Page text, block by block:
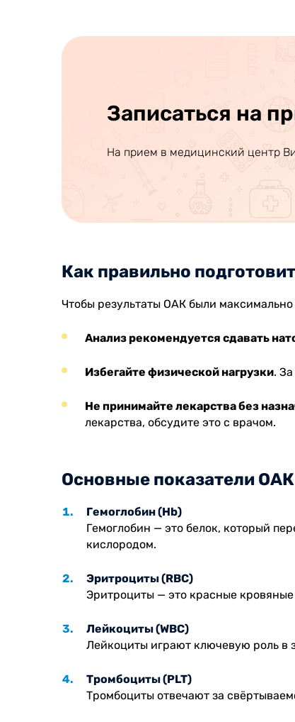
Записаться на
На прием в медицинский центр
Как правильно
Чтобы результаты ОАК были
Анализ рекомендуется сдавать
Избегайте физической нагрузки.
Не принимайте лекарства без
лекарства, обсудите это с врачом.
Основные показатели
Гемоглобин (Hb)
Гемоглобин — это белок, который
кислородом.
Эритроциты (RBC)
Эритроциты — это красные
Лейкоциты (WBC)
Лейкоциты играют ключевую роль в
Тромбоциты (PLT)
Тромбоциты отвечают за